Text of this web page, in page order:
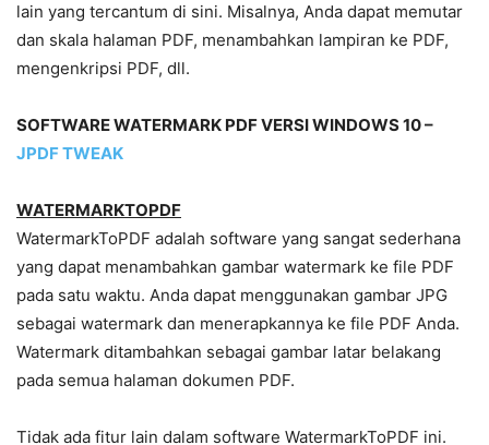
lain yang tercantum di sini. Misalnya, Anda dapat memutar
dan skala halaman PDF, menambahkan lampiran ke PDF,
mengenkripsi PDF, dll.
SOFTWARE WATERMARK PDF VERSI WINDOWS 10 –
JPDF TWEAK
WATERMARKTOPDF
WatermarkToPDF adalah software yang sangat sederhana
yang dapat menambahkan gambar watermark ke file PDF
pada satu waktu. Anda dapat menggunakan gambar JPG
sebagai watermark dan menerapkannya ke file PDF Anda.
Watermark ditambahkan sebagai gambar latar belakang
pada semua halaman dokumen PDF.
Tidak ada fitur lain dalam software WatermarkToPDF ini.